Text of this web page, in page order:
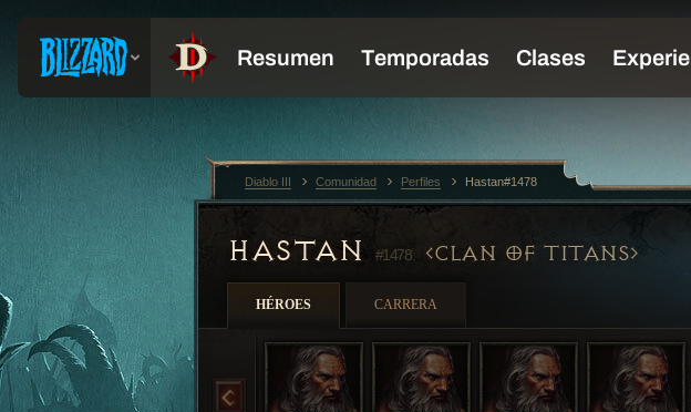
HASTAN#1478 CLAN OF TITANS
HÉROES CARRERA
Diablo III Comunidad Perfiles Hastan#1478